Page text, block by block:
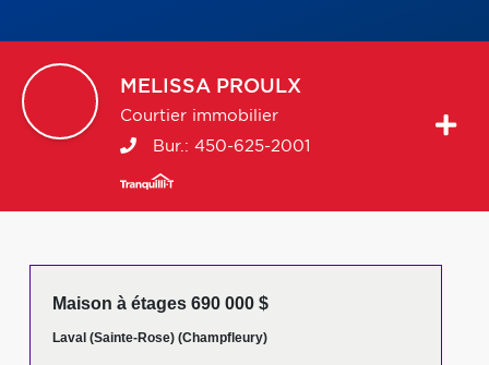
MELISSA PROULX
Courtier immobilier
Bur.: 450-625-2001
Maison à étages 690 000 $
Laval (Sainte-Rose) (Champfleury)